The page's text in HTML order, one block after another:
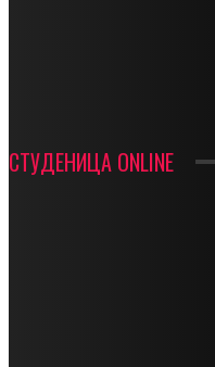
СТУДЕНИЦА ONLINE